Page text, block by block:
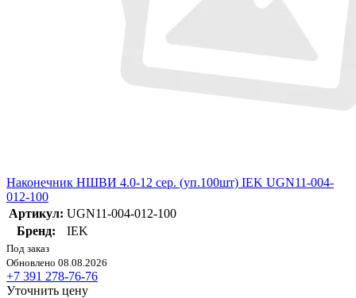
Наконечник НШВИ 4.0-12 сер. (уп.100шт) IEK UGN11-004-
012-100
Артикул: UGN11-004-012-100
Бренд:
IEK
Под заказ
Обновлено 08.08.2026
+7 391 278-76-76
Уточнить цену